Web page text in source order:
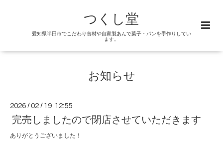
つくし堂
愛知県半田市でこだわり食材や自家製あんで菓子・パンを手作りしてい
ます。
お知らせ
2026 /02 / 19 12:55
完売しましたので閉店させていただきます
ありがとうございました！